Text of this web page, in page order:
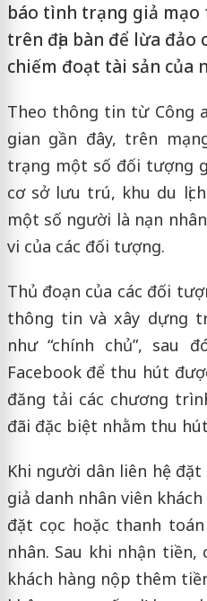
báo tình trạng giả mạo
trên địa bàn để lừa đảo
chiếm đoạt tài sản của
Theo thông tin từ Công
gian gần đây, trên
trạng một số đối tượng
cơ sở lưu trú, khu du
một số người là nạn
vi của các đối tượng.
Thủ đoạn của các đối
thông tin và xây dựng
như “chính chủ”, sau
Facebook để thu hút
đăng tải các chương
đãi đặc biệt nhằm thu
Khi người dân liên hệ
giả danh nhân viên
đặt cọc hoặc thanh
nhân. Sau khi nhận
khách hàng nộp thêm